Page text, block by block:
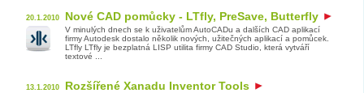
20.1.2010 Nové CAD pomůcky - LTfly, PreSave, Butterfly
V minulých dnech se k uživatelům AutoCADu a dalších CAD aplikací
firmy Autodesk dostalo několik nových, užitečných aplikací a pomůcek.
LTfly LTfly je bezplatná LISP utilita firmy CAD Studio, která vytváří
textové ...
13.1.2010 Rozšířené Xanadu Inventor Tools